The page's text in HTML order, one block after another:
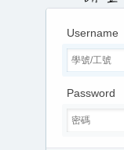
Username
Password